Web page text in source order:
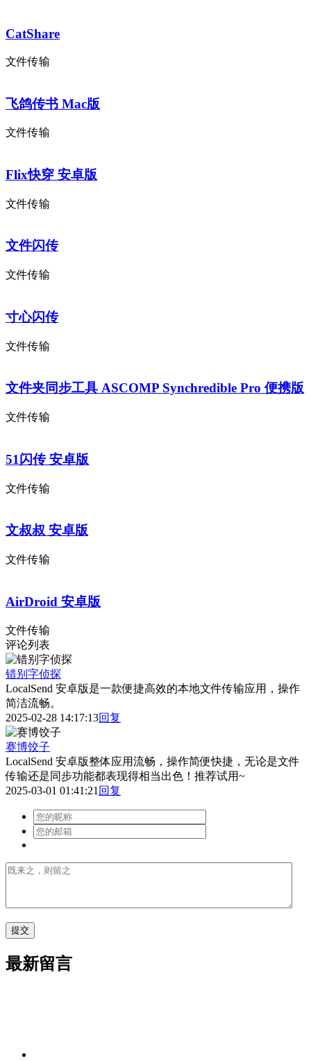
CatShare
文件传输
飞鸽传书 Mac版
文件传输
Flix快穿 安卓版
文件传输
文件闪传
文件传输
寸心闪传
文件传输
文件夹同步工具 ASCOMP Synchredible Pro 便携版
文件传输
51闪传 安卓版
文件传输
文叔叔 安卓版
文件传输
AirDroid 安卓版
文件传输
评论列表
错别字侦探
LocalSend 安卓版是一款便捷高效的本地文件传输应用，操作
简洁流畅。
2025-02-28 14:17:13回复
赛博饺子
LocalSend 安卓版整体应用流畅，操作简便快捷，无论是文件
传输还是同步功能都表现得相当出色！推荐试用~
2025-03-01 01:41:21 回复
最新留言